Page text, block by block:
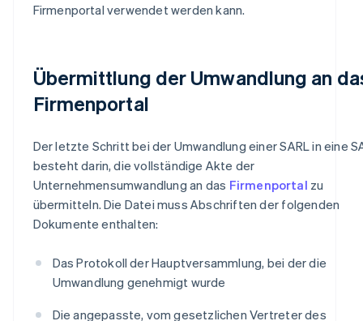
Firmenportal verwendet werden kann.
Übermittlung der Umwandlung an
Firmenportal
Der letzte Schritt bei der Umwandlung einer SARL in eine
besteht darin, die vollständige Akte der
Unternehmensumwandlung an das Firmenportal zu
übermitteln. Die Datei muss Abschriften der folgenden
Dokumente enthalten:
Das Protokoll der Hauptversammlung, bei der die
Umwandlung genehmigt wurde
Die angepasste, vom gesetzlichen Vertreter des